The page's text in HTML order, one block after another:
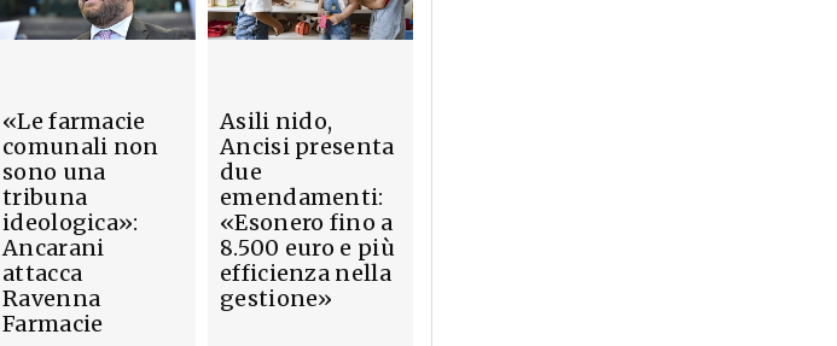
«Le farmacie
comunali non
sono una
tribuna
ideologica»:
Ancarani
attacca
Ravenna
Farmacie
Asili nido,
Ancisi presenta
due
emendamenti:
«Esonero fino a
8.500 euro e più
efficienza nella
gestione»